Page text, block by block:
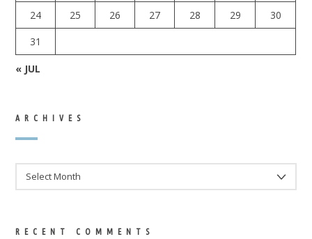
24
25 26 27 28 29
30
31
« JUL
ARCHIVES
RECENT COMMENTS